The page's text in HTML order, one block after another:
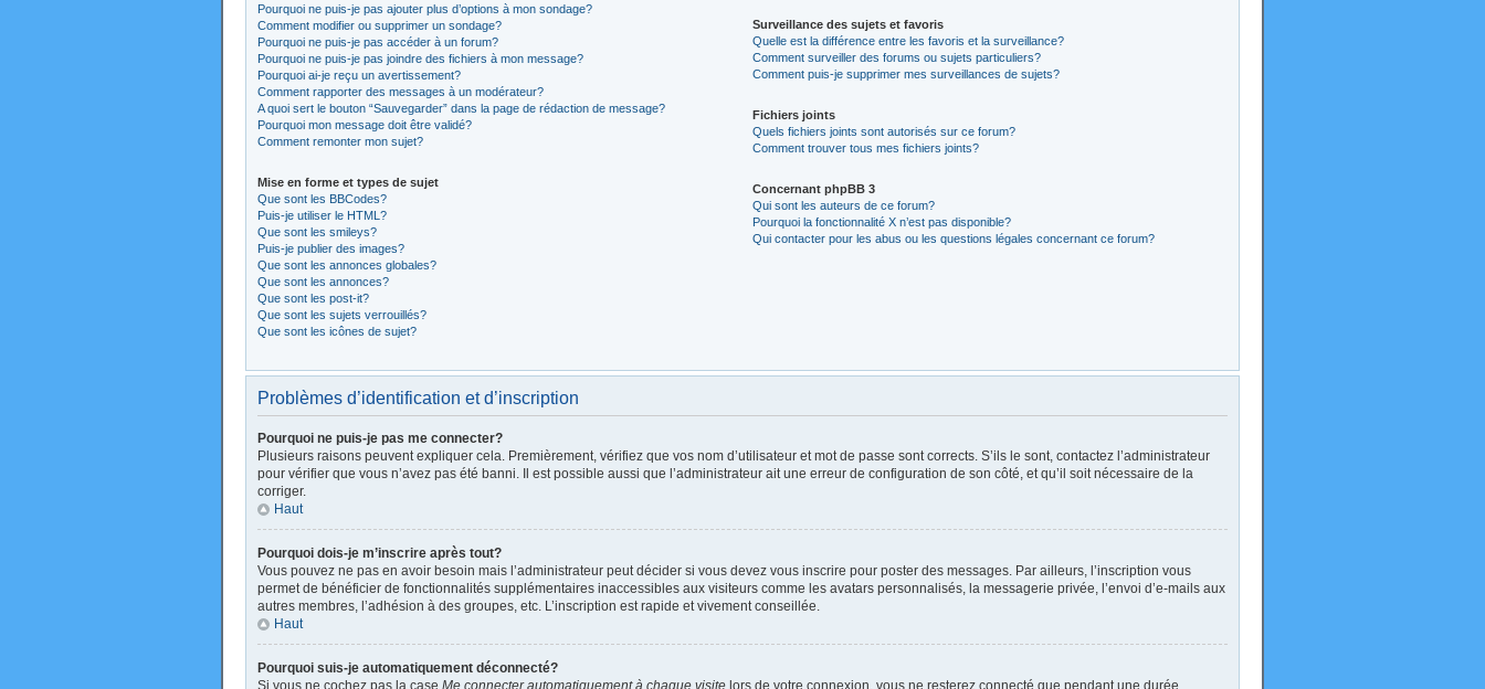
Pourquoi ne puis-je pas ajouter plus d’options à mon sondage?
Comment modifier ou supprimer un sondage?
Pourquoi ne puis-je pas accéder à un forum?
Pourquoi ne puis-je pas joindre des fichiers à mon message?
Pourquoi ai-je reçu un avertissement?
Comment rapporter des messages à un modérateur?
A quoi sert le bouton “Sauvegarder” dans la page de rédaction de message?
Pourquoi mon message doit être validé?
Comment remonter mon sujet?
Mise en forme et types de sujet
Que sont les BBCodes?
Puis-je utiliser le HTML?
Que sont les smileys?
Puis-je publier des images?
Que sont les annonces globales?
Que sont les annonces?
Que sont les post-it?
Que sont les sujets verrouillés?
Que sont les icônes de sujet?
Surveillance des sujets et favoris
Quelle est la différence entre les favoris et la surveillance?
Comment surveiller des forums ou sujets particuliers?
Comment puis-je supprimer mes surveillances de sujets?
Fichiers joints
Quels fichiers joints sont autorisés sur ce forum?
Comment trouver tous mes fichiers joints?
Concernant phpBB 3
Qui sont les auteurs de ce forum?
Pourquoi la fonctionnalité X n’est pas disponible?
Qui contacter pour les abus ou les questions légales concernant ce forum?
Problèmes d’identification et d’inscription
Pourquoi ne puis-je pas me connecter?
Plusieurs raisons peuvent expliquer cela. Premièrement, vérifiez que vos nom d’utilisateur et mot de passe sont corrects. S’ils le sont, contactez l’administrateur
pour vérifier que vous n’avez pas été banni. Il est possible aussi que l’administrateur ait une erreur de configuration de son côté, et qu’il soit nécessaire de la
corriger.
Haut
Pourquoi dois-je m’inscrire après tout?
Vous pouvez ne pas en avoir besoin mais l’administrateur peut décider si vous devez vous inscrire pour poster des messages. Par ailleurs, l’inscription vous
permet de bénéficier de fonctionnalités supplémentaires inaccessibles aux visiteurs comme les avatars personnalisés, la messagerie privée, l’envoi d’e-mails aux
autres membres, l’adhésion à des groupes, etc. L’inscription est rapide et vivement conseillée.
Haut
Pourquoi suis-je automatiquement déconnecté?
Si vous ne cochez pas la case Me connecter automatiquement à chaque visite lors de votre connexion, vous ne resterez connecté que pendant une durée